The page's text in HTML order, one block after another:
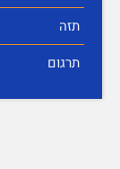
תזה
תרגום